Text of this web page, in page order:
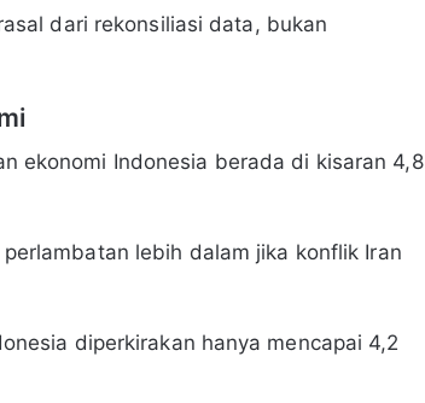
dari rekonsiliasi data, bukan
ekonomi Indonesia berada di kisaran 4,8
lebih dalam jika konflik Iran
diperkirakan hanya mencapai 4,2